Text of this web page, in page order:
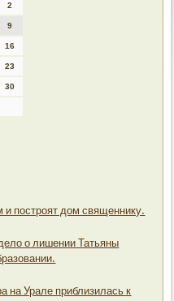
2
9
16
23
30
и построят дом священнику.
о лишении Татьяны
на Урале приблизилась к